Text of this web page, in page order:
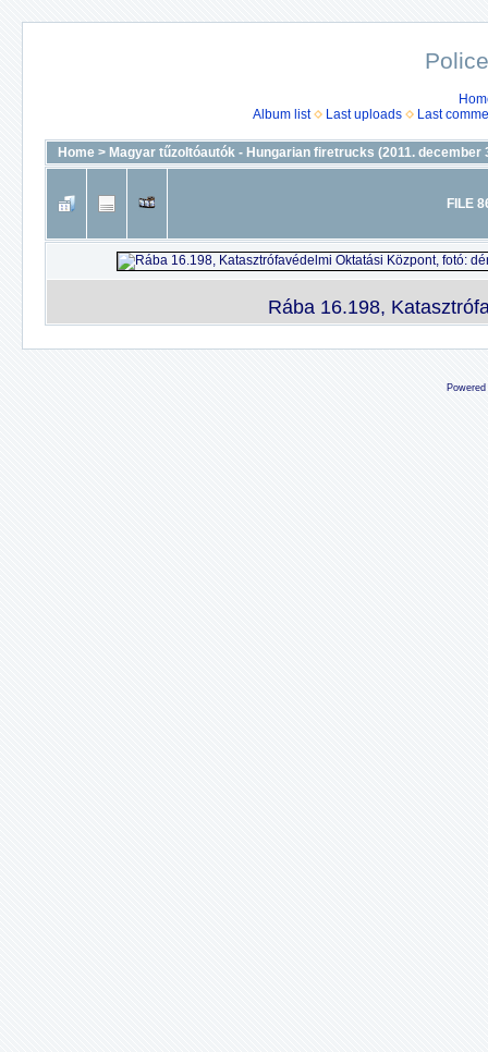
Album list
Last uploads Last
Home > Magyar tűzoltóautók - Hungarian firetrucks (2011. december
FILE
Rába 16.198,